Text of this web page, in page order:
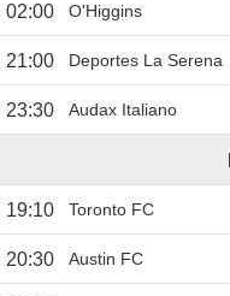
02:00 O'Higgins
21:00 Deportes La Serena
23:30 Audax Italiano
19:10 Toronto FC
20:30 Austin FC